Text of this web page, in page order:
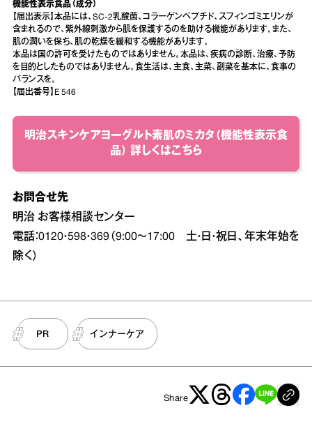
機能性表示食品（成分）
【届出表示】本品には、SC-2乳酸菌、コラーゲンペプチド、スフィンゴミエリンが
含まれるので、紫外線刺激から肌を保護するのを助ける機能があります。また、
肌の潤いを保ち、肌の乾燥を緩和する機能があります。
本品は国の許可を受けたものではありません。本品は、疾病の診断、治療、予防
を目的としたものではありません。食生活は、主食、主菜、副菜を基本に、食事の
バランスを。
【届出番号】E 546
明治スキンケアヨーグルト素肌のミカタ（機能性表示食
品） 詳しくはこちら
お問合せ先
明治 お客様相談センター
電話：0120・598・369（9:00～17:00 土・日・祝日、年末年始を
除く）
PR インナーケア
Share